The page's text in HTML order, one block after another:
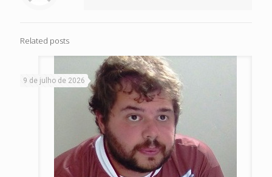
Related posts
9 de julho de 2026